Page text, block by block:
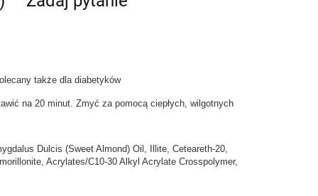
także dla diabetyków
na 20 minut. Zmyć za pomocą ciepłych, wilgotnych
Dulcis (Sweet Almond) Oil, Illite, Ceteareth-20,
Acrylates/C10-30 Alkyl Acrylate Crosspolymer,